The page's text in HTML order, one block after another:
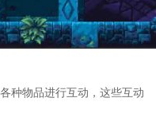
种物品进行互动，这些互动